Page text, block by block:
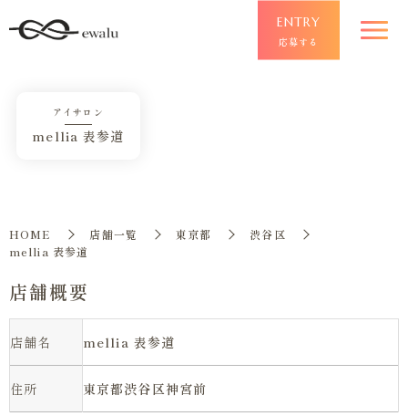
ENTRY
応募する
アイサロン
mellia 表参道
HOME 店舗一覧 東京都
渋谷区
mellia 表参道
店舗概要
店舗名 mellia 表参道
住所 東京都渋谷区神宮前